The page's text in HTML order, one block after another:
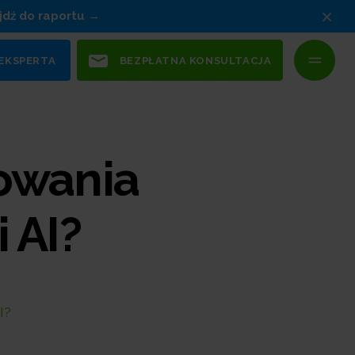
do raportu ×
BEZPŁATNA KONSULTACJA